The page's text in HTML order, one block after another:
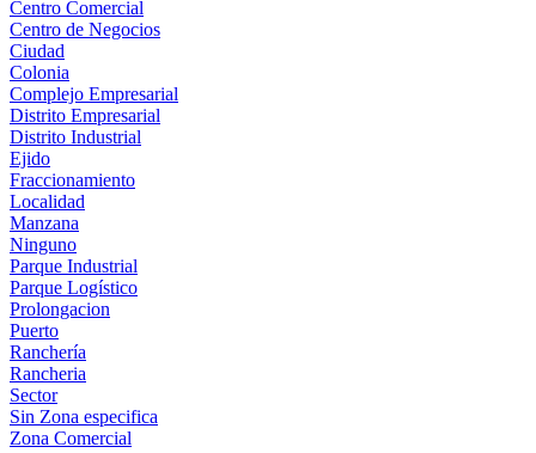
Centro Comercial
Centro de Negocios
Ciudad
Colonia
Complejo Empresarial
Distrito Empresarial
Distrito Industrial
Ejido
Fraccionamiento
Localidad
Manzana
Ninguno
Parque Industrial
Parque Logístico
Prolongacion
Puerto
Ranchería
Rancheria
Sector
Sin Zona especifica
Zona Comercial